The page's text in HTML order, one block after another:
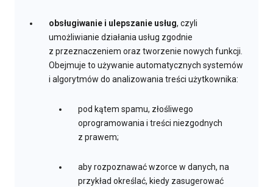
obsługiwanie i ulepszanie usług, czyli
umożliwianie działania usług zgodnie
z przeznaczeniem oraz tworzenie nowych funkcji.
Obejmuje to używanie automatycznych systemów
i algorytmów do analizowania treści użytkownika:
pod kątem spamu, złośliwego
oprogramowania i treści niezgodnych
z prawem;
aby rozpoznawać wzorce w danych, na
przykład określać, kiedy zasugerować